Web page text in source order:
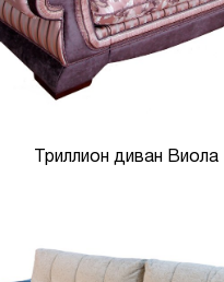
Триллион диван Виола